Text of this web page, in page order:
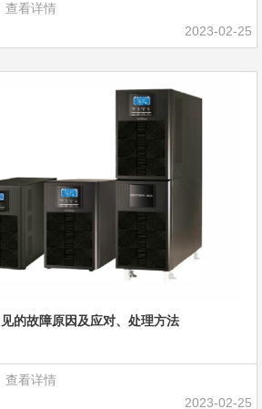
查看详情
2023-02-25
的故障原因及应对、处理方法
查看详情
2023-02-25